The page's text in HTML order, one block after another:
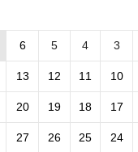
3
4
5
6
10
11
12
13
17
18
19
20
24
25
26
27